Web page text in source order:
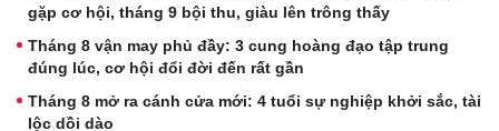
gặp cơ hội, tháng 9 bội thu, giàu lên trông thấy
Tháng 8 vận may phủ đầy: 3 cung hoàng đạo tập trung
đúng lúc, cơ hội đổi đời đến rất gần
Tháng 8 mở ra cánh cửa mới: 4 tuổi sự nghiệp khởi sắc, tài
lộc dồi dào